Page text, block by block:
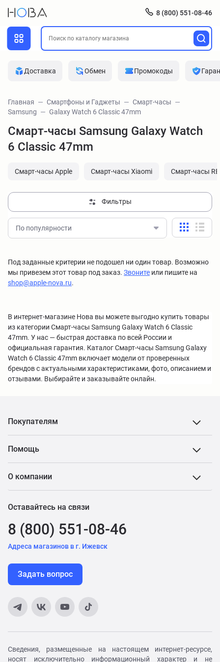
8 (800) 551-08-46
Доставка Обмен Промокоды
Главная Смартфоны и Гаджеты
Смарт-часы
Samsung
Galaxy Watch 6 Classic 47mm
Смарт-часы Samsung Galaxy Watch
6 Classic 47mm
Смарт-часы Apple Смарт-часы Xiaomi Смарт-часы
Фильтры
По популярности
Под заданные критерии не подошел ни один товар. Возможно
мы привезем этот товар под заказ. Звоните или пишите на
shop@apple-nova.ru.
В интернет-магазине Нова вы можете выгодно купить товары
из категории Смарт-часы Samsung Galaxy Watch 6 Classic
47mm. У нас — быстрая доставка по всей России и
официальная гарантия. Каталог Смарт-часы Samsung Galaxy
Watch 6 Classic 47mm включает модели от проверенных
брендов с актуальными характеристиками, фото, описанием и
отзывами. Выбирайте и заказывайте онлайн.
Покупателям
Помощь
О компании
Оставайтесь на связи
8 (800) 551-08-46
Адреса магазинов в г. Ижевск
Задать вопрос
Сведения, размещенные на настоящем интернет-ресурсе,
носят исключительно информационный характер и не